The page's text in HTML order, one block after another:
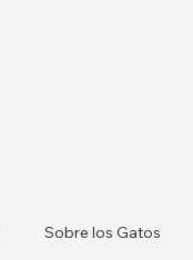
Sobre los Gatos